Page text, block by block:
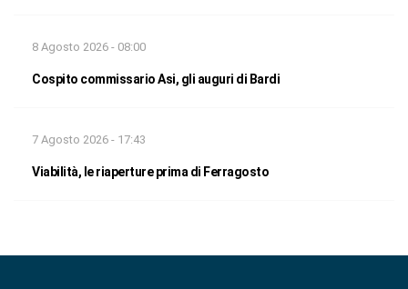
8 Agosto 2026 - 08:00
Cospito commissario Asi, gli auguri di Bardi
7 Agosto 2026 - 17:43
Viabilità, le riaperture prima di Ferragosto